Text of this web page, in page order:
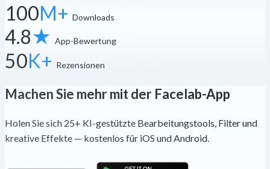
100M+ Downloads
4.8★ App-Bewertung
50K+ Rezensionen
Machen Sie mehr mit der Facelab-App
Holen Sie sich 25+ KI-gestützte Bearbeitungstools, Filter und
kreative Effekte — kostenlos für iOS und Android.